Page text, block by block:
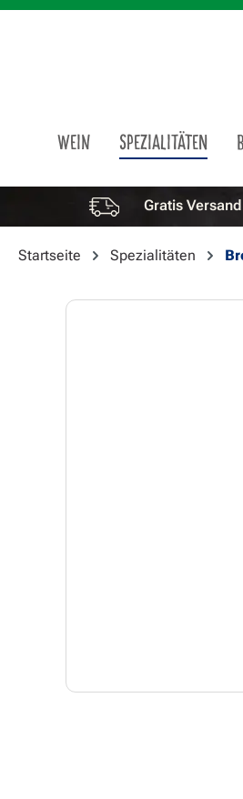
WEIN SPEZIALITÄTEN
Vorteile überspringen Gratis
Startseite Spezialitäten
Bildergalerie überspringen